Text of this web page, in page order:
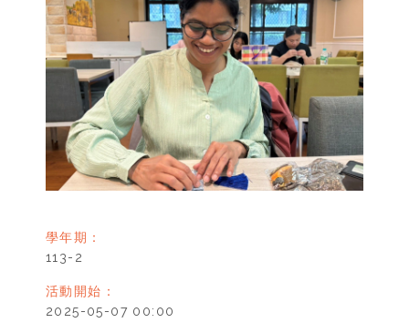
學年期：
113-2
活動開始：
2025-05-07 00:00